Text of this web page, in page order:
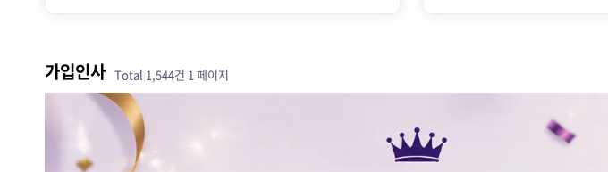
가입인사 Total 1,544건 1 페이지